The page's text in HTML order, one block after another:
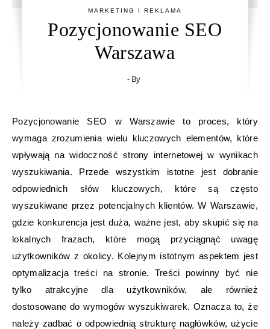
MARKETING I REKLAMA
Pozycjonowanie SEO
Warszawa
- By
Pozycjonowanie SEO w Warszawie to proces, który
wymaga zrozumienia wielu kluczowych elementów, które
wpływają na widoczność strony internetowej w wynikach
wyszukiwania. Przede wszystkim istotne jest dobranie
odpowiednich słów kluczowych, które są często
wyszukiwane przez potencjalnych klientów. W Warszawie,
gdzie konkurencja jest duża, ważne jest, aby skupić się na
lokalnych frazach, które mogą przyciągnąć uwagę
użytkowników z okolicy. Kolejnym istotnym aspektem jest
optymalizacja treści na stronie. Treści powinny być nie
tylko atrakcyjne dla użytkowników, ale również
dostosowane do wymogów wyszukiwarek. Oznacza to, że
należy zadbać o odpowiednią strukturę nagłówków, użycie